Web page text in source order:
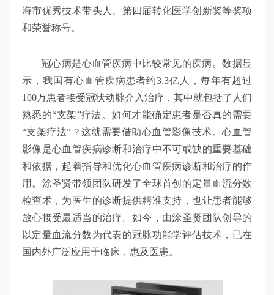
海市优秀技术带头人、第四届转化医学创新奖等奖项
和荣誉称号。
冠心病是心血管疾病中比较常见的疾病。数据显
示，我国有心血管疾病患者约3.3亿人，每年有超过
100万患者接受冠状动脉介入治疗，其中就包括了人们
熟悉的“支架”疗法。如何才能确定患者是否真的需要
“支架疗法”？这就需要借助心血管影像技术。心血管
影像是心血管疾病诊断和治疗中不可或缺的重要基础
和依据，起着指导和优化心血管疾病诊断和治疗的作
用。涂圣贤带领团队研发了全球首创的定量血流分数
检查术，为医生的诊断提供精准支持，也让患者能够
放心接受最适当的治疗。如今，由涂圣贤团队创导的
以定量血流分数为代表的冠脉功能学评估技术，已在
国内外广泛应用于临床，惠及医患。